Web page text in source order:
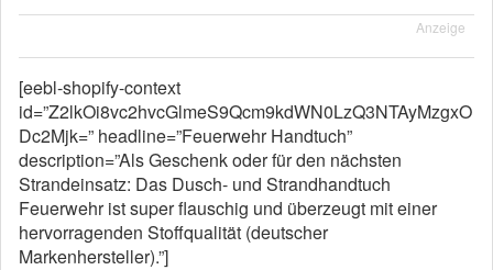
Anzeige
[eebl-shopify-context
id=”Z2lkOi8vc2hvcGlmeS9Qcm9kdWN0LzQ3NTAyMzgxO
Dc2Mjk=” headline=”Feuerwehr Handtuch”
description=”Als Geschenk oder für den nächsten
Strandeinsatz: Das Dusch- und Strandhandtuch
Feuerwehr ist super flauschig und überzeugt mit einer
hervorragenden Stoffqualität (deutscher
Markenhersteller).”]